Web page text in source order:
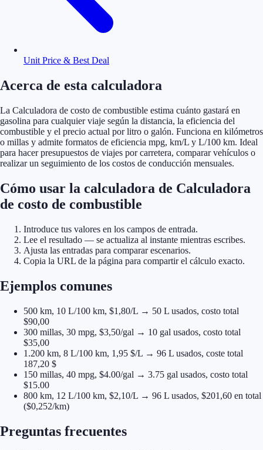
Unit Price & Best Deal
Acerca de esta calculadora
La Calculadora de costo de combustible estima cuánto gastará en
gasolina para cualquier viaje según la distancia, la eficiencia del
combustible y el precio actual por litro o galón. Funciona en kilómetros
o millas y admite formatos de eficiencia mpg, km/L y L/100 km. Ideal
para hacer presupuestos de viajes por carretera, comparar vehículos o
realizar un seguimiento de los costos de conducción mensuales.
Cómo usar la calculadora de Calculadora
de costo de combustible
Introduce tus valores en los campos de entrada.
Lee el resultado — se actualiza al instante mientras escribes.
Ajusta las entradas para comparar escenarios.
Copia la URL de la página para compartir el cálculo exacto.
Ejemplos comunes
500 km, 10 L/100 km, $1,80/L → 50 L usados, costo total
$90,00
300 millas, 30 mpg, $3,50/gal → 10 gal usados, costo total
$35,00
1.200 km, 8 L/100 km, 1,95 $/L → 96 L usados, coste total
187,20 $
150 millas, 40 mpg, $4.00/gal → 3.75 gal usados, costo total
$15.00
800 km, 12 L/100 km, $2,10/L → 96 L usados, $201,60 en total
($0,252/km)
Preguntas frecuentes